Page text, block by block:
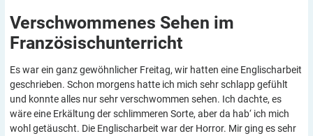
Verschwommenes Sehen im
Französischunterricht
Es war ein ganz gewöhnlicher Freitag, wir hatten eine Englischarbeit
geschrieben. Schon morgens hatte ich mich sehr schlapp gefühlt
und konnte alles nur sehr verschwommen sehen. Ich dachte, es
wäre eine Erkältung der schlimmeren Sorte, aber da hab‘ ich mich
wohl getäuscht. Die Englischarbeit war der Horror. Mir ging es sehr